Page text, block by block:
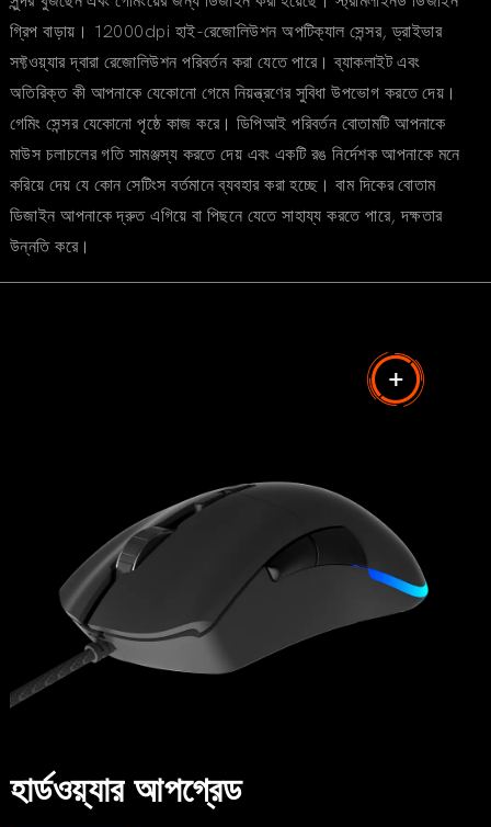
গ্রিপ বাড়ায়। 12000dpi হাই-রেজোলিউশন অপটিক্যাল সেন্সর, ড্রাইভার
সফ্টওয়্যার দ্বারা রেজোলিউশন পরিবর্তন করা যেতে পারে। ব্যাকলাইট এবং
অতিরিক্ত কী আপনাকে যেকোনো গেমে নিয়ন্ত্রণের সুবিধা উপভোগ করতে দেয়।
গেমিং সেন্সর যেকোনো পৃষ্ঠে কাজ করে। ডিপিআই পরিবর্তন বোতামটি আপনাকে
মাউস চলাচলের গতি সামঞ্জস্য করতে দেয় এবং একটি রঙ নির্দেশক আপনাকে মনে
করিয়ে দেয় যে কোন সেটিংস বর্তমানে ব্যবহার করা হচ্ছে। বাম দিকের বোতাম
ডিজাইন আপনাকে দ্রুত এগিয়ে বা পিছনে যেতে সাহায্য করতে পারে, দক্ষতার
উন্নতি করে।
হার্ডওয়্যার আপগ্রেড